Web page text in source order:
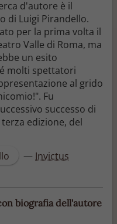
d'autore è il
di Luigi Pirandello.
per la prima volta il
Valle di Roma, ma
un esito
molti spettatori
al grido
Fu
successo di
edizione, del
— Invictus
biografia dell'autore